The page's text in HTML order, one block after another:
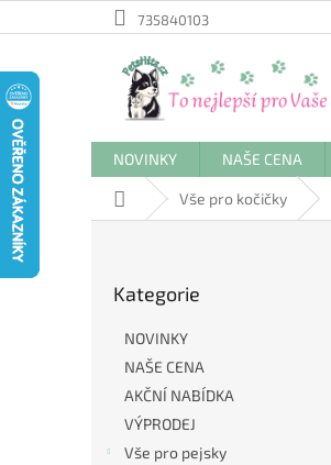
na
735840103
NOVINKY NAŠE CENA
Domů Vše pro kočičky
kategorie
Kategorie
NOVINKY
NAŠE CENA
AKČNÍ NABÍDKA
VÝPRODEJ
Vše pro pejsky